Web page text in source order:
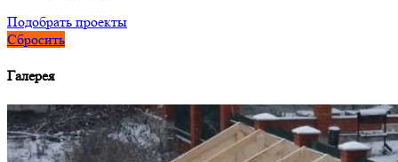
Подобрать проекты
Сбросить
Галерея